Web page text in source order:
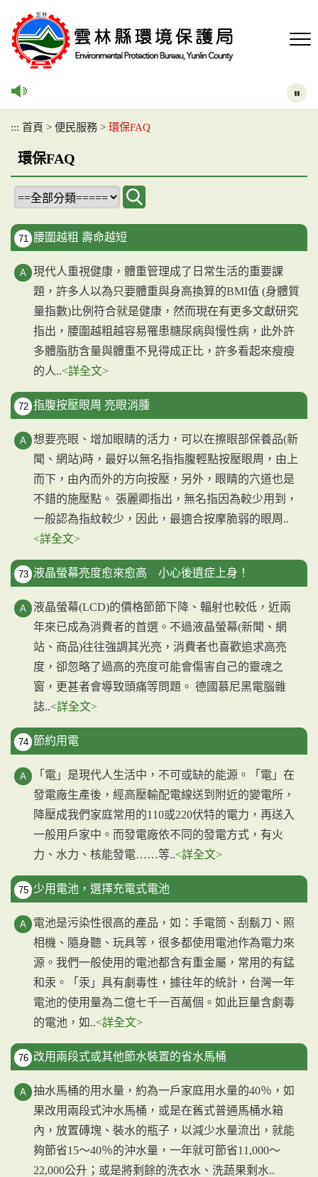
::: 首頁 > 便民服務 > 環保FAQ
環保FAQ
71 腰圍越粗 壽命越短
現代人重視健康，體重管理成了日常生活的重要課
題，許多人以為只要體重與身高換算的BMI值 (身體質
量指數)比例符合就是健康，然而現在有更多文獻研究
指出，腰圍越粗越容易罹患糖尿病與慢性病，此外許
多體脂肪含量與體重不見得成正比，許多看起來瘦瘦
的人..<詳全文>
72 指腹按壓眼周 亮眼消腫
想要亮眼、增加眼睛的活力，可以在擦眼部保養品(新
聞、網站)時，最好以無名指指腹輕點按壓眼周，由上
而下，由內而外的方向按壓，另外，眼睛的穴道也是
不錯的施壓點。 張麗卿指出，無名指因為較少用到，
一般認為指紋較少，因此，最適合按摩脆弱的眼周..
<詳全文>
73 液晶螢幕亮度愈來愈高 小心後遺症上身！
液晶螢幕(LCD)的價格節節下降、輻射也較低，近兩
年來已成為消費者的首選。不過液晶螢幕(新聞、網
站、商品)往往強調其光亮，消費者也喜歡追求高亮
度，卻忽略了過高的亮度可能會傷害自己的靈魂之
窗，更甚者會導致頭痛等問題。 德國慕尼黑電腦雜
誌..<詳全文>
74 節約用電
「電」是現代人生活中，不可或缺的能源。「電」在
發電廠生產後，經高壓輸配電線送到附近的變電所，
降壓成我們家庭常用的110或220伏特的電力，再送入
一般用戶家中。而發電廠依不同的發電方式，有火
力、水力、核能發電……等..<詳全文>
75 少用電池，選擇充電式電池
電池是污染性很高的產品，如：手電筒、刮鬍刀、照
相機、隨身聽、玩具等，很多都使用電池作為電力來
源。我們一般使用的電池都含有重金屬，常用的有錳
和汞。「汞」具有劇毒性，據往年的統計，台灣一年
電池的使用量為二億七千一百萬個。如此巨量含劇毒
的電池，如..<詳全文>
76 改用兩段式或其他節水裝置的省水馬桶
抽水馬桶的用水量，約為一戶家庭用水量的40％，如
果改用兩段式沖水馬桶，或是在舊式普通馬桶水箱
內，放置磚塊、裝水的瓶子，以減少水量流出，就能
夠節省15～40％的沖水量，一年就可節省11,000～
22,000公升；或是將剩餘的洗衣水、洗蔬果剩水..